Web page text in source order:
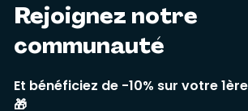
Rejoignez notre
communauté
Et bénéficiez de -10% sur votre
🎁